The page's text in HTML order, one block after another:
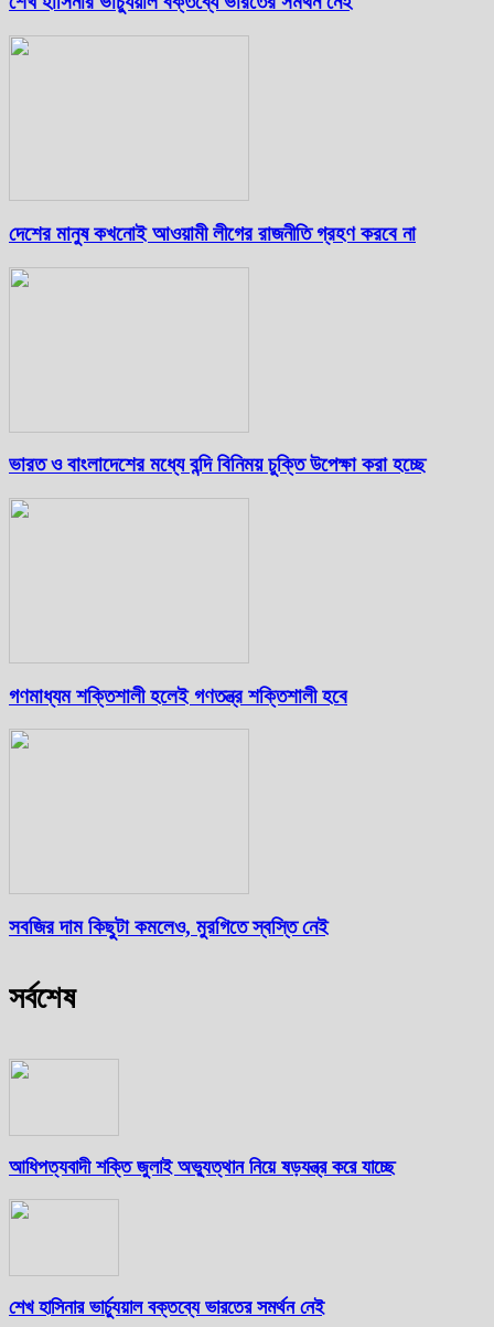
দেশের মানুষ কখনোই আওয়ামী লীগের রাজনীতি গ্রহণ করবে না
ভারত ও বাংলাদেশের মধ্যে বন্দি বিনিময় চুক্তি উপেক্ষা করা হচ্ছে
গণমাধ্যম শক্তিশালী হলেই গণতন্ত্র শক্তিশালী হবে
সবজির দাম কিছুটা কমলেও, মুরগিতে স্বস্তি নেই
সর্বশেষ
আধিপত্যবাদী শক্তি জুলাই অভ্যুত্থান নিয়ে ষড়যন্ত্র করে যাচ্ছে
শেখ হাসিনার ভার্চ্যুয়াল বক্তব্যে ভারতের সমর্থন নেই